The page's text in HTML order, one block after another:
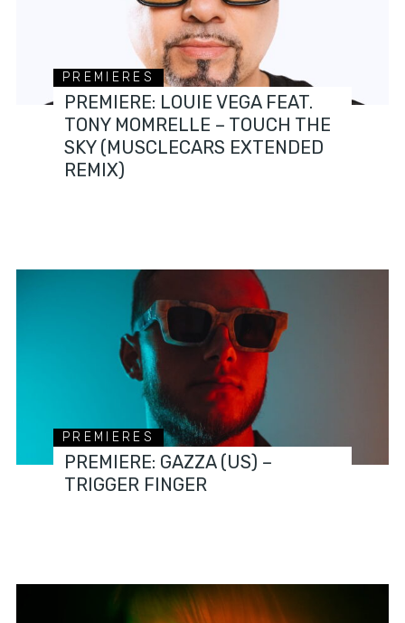
PREMIERES
PREMIERE: LOUIE VEGA FEAT.
TONY MOMRELLE – TOUCH THE
SKY (MUSCLECARS EXTENDED
REMIX)
PREMIERES
PREMIERE: GAZZA (US) –
TRIGGER FINGER